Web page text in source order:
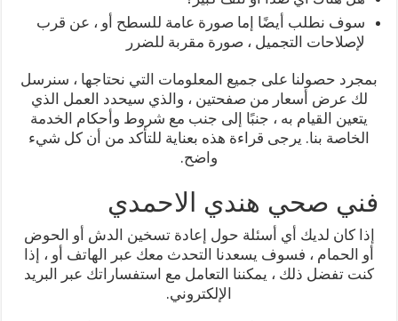
سوف نطلب أيضًا إما صورة عامة للسطح أو ، عن قرب
لإصلاحات التجميل ، صورة مقربة للضرر
بمجرد حصولنا على جميع المعلومات التي نحتاجها ، سنرسل
لك عرض أسعار من صفحتين ، والذي سيحدد العمل الذي
يتعين القيام به ، جنبًا إلى جنب مع شروط وأحكام الخدمة
الخاصة بنا. يرجى قراءة هذه بعناية للتأكد من أن كل شيء
واضح.
فني صحي هندي الاحمدي
إذا كان لديك أي أسئلة حول إعادة تسخين الدش أو الحوض
أو الحمام ، فسوف يسعدنا التحدث معك عبر الهاتف أو ، إذا
كنت تفضل ذلك ، يمكننا التعامل مع استفساراتك عبر البريد
الإلكتروني.